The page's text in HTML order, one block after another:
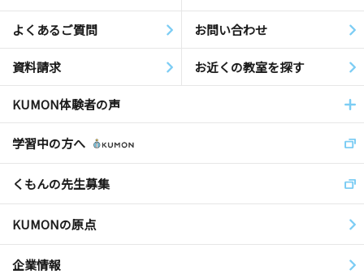
よくあるご質問 お問い合わせ
資料請求 お近くの教室を探す
KUMON体験者の声
学習中の方へ
くもんの先生募集
KUMONの原点
企業情報